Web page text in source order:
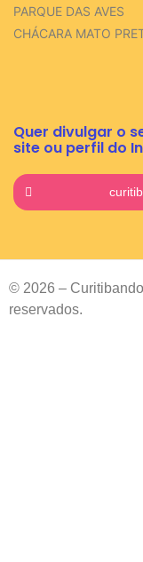
PARQUE DAS AVES
CHÁCARA MATO
Quer divulgar o
site ou perfil do
© 2026 –
reservados.